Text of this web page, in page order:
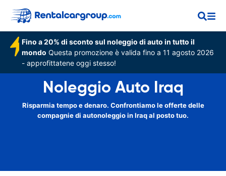
Fino a 20% di sconto sul noleggio di auto in tutto il
mondo Questa promozione è valida fino a 11 agosto 2026
- approfittatene oggi stesso!
Noleggio Auto Iraq
Risparmia tempo e denaro. Confrontiamo le offerte delle
compagnie di autonoleggio in Iraq al posto tuo.